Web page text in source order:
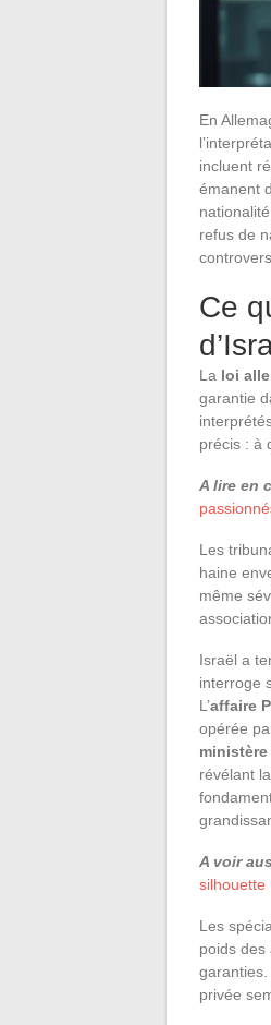
En
incluent
émanent
refus de
Ce
La loi
garantie
précis : à
A lire en
Les
haine
même
Israël a
interroge
L’affaire
opérée
révélant
A voir
silhouette
Les
poids des
garanties.
privée